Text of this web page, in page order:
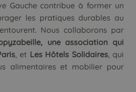
Gauche contribue à former un
les pratiques durables au
Nous collaborons par
une association qui
, et Les Hôtels Solidaires, qui
alimentaires et mobilier pour